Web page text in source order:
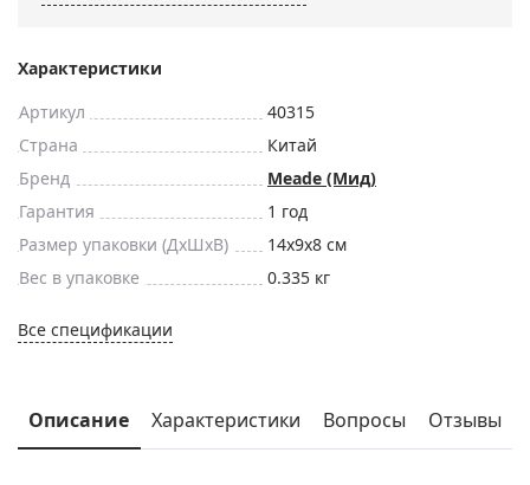
Характеристики
Артикул
40315
Страна
Китай
Бренд
Meade (Мид)
Гарантия
1 год
Размер упаковки (ДxШxВ)
14x9x8 см
Вес в упаковке
0.335 кг
Все спецификации
Описание Характеристики Вопросы Отзывы